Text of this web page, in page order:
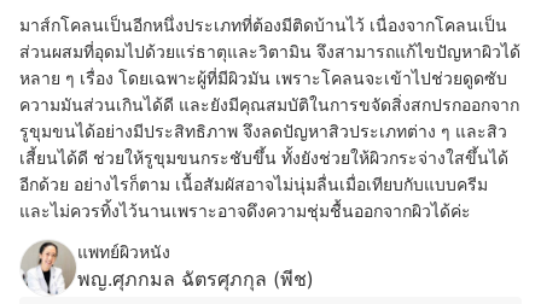
มาส์กโคลนเป็นอีกหนึ่งประเภทที่ต้องมีติดบ้านไว้ เนื่องจากโคลนเป็น
ส่วนผสมที่อุดมไปด้วยแร่ธาตุและวิตามิน จึงสามารถแก้ไขปัญหาผิวได้
หลาย ๆ เรื่อง โดยเฉพาะผู้ที่มีผิวมัน เพราะโคลนจะเข้าไปช่วยดูดซับ
ความมันส่วนเกินได้ดี และยังมีคุณสมบัติในการขจัดสิ่งสกปรกออกจาก
รูขุมขนได้อย่างมีประสิทธิภาพ จึงลดปัญหาสิวประเภทต่าง ๆ และสิว
เสี้ยนได้ดี ช่วยให้รูขุมขนกระชับขึ้น ทั้งยังช่วยให้ผิวกระจ่างใสขึ้นได้
อีกด้วย อย่างไรก็ตาม เนื้อสัมผัสอาจไม่นุ่มลื่นเมื่อเทียบกับแบบครีม
และไม่ควรทิ้งไว้นานเพราะอาจดึงความชุ่มชื้นออกจากผิวได้ค่ะ
แพทย์ผิวหนัง
พญ.ศุภกมล ฉัตรศุภกุล (พีช)